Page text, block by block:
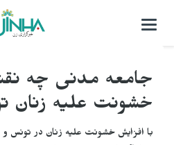
باز
بستن
جامعه مدنی چه
خشونت علیه زنان
با افزایش خشونت علیه زنان در تونس و